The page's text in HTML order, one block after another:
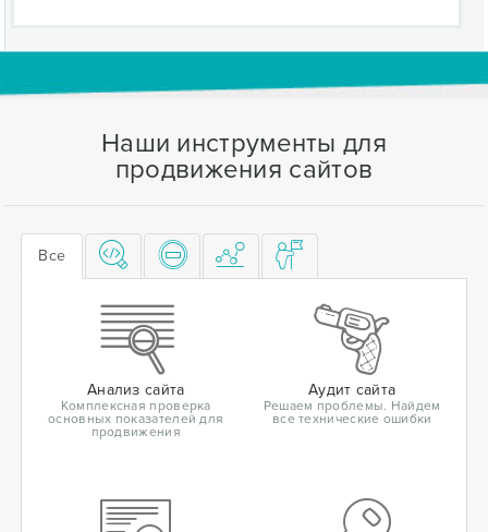
Наши инструменты для
продвижения сайтов
Все
Анализ сайта
Комплексная проверка
основных показателей для
продвижения
Аудит сайта
Решаем проблемы. Найдем
все технические ошибки